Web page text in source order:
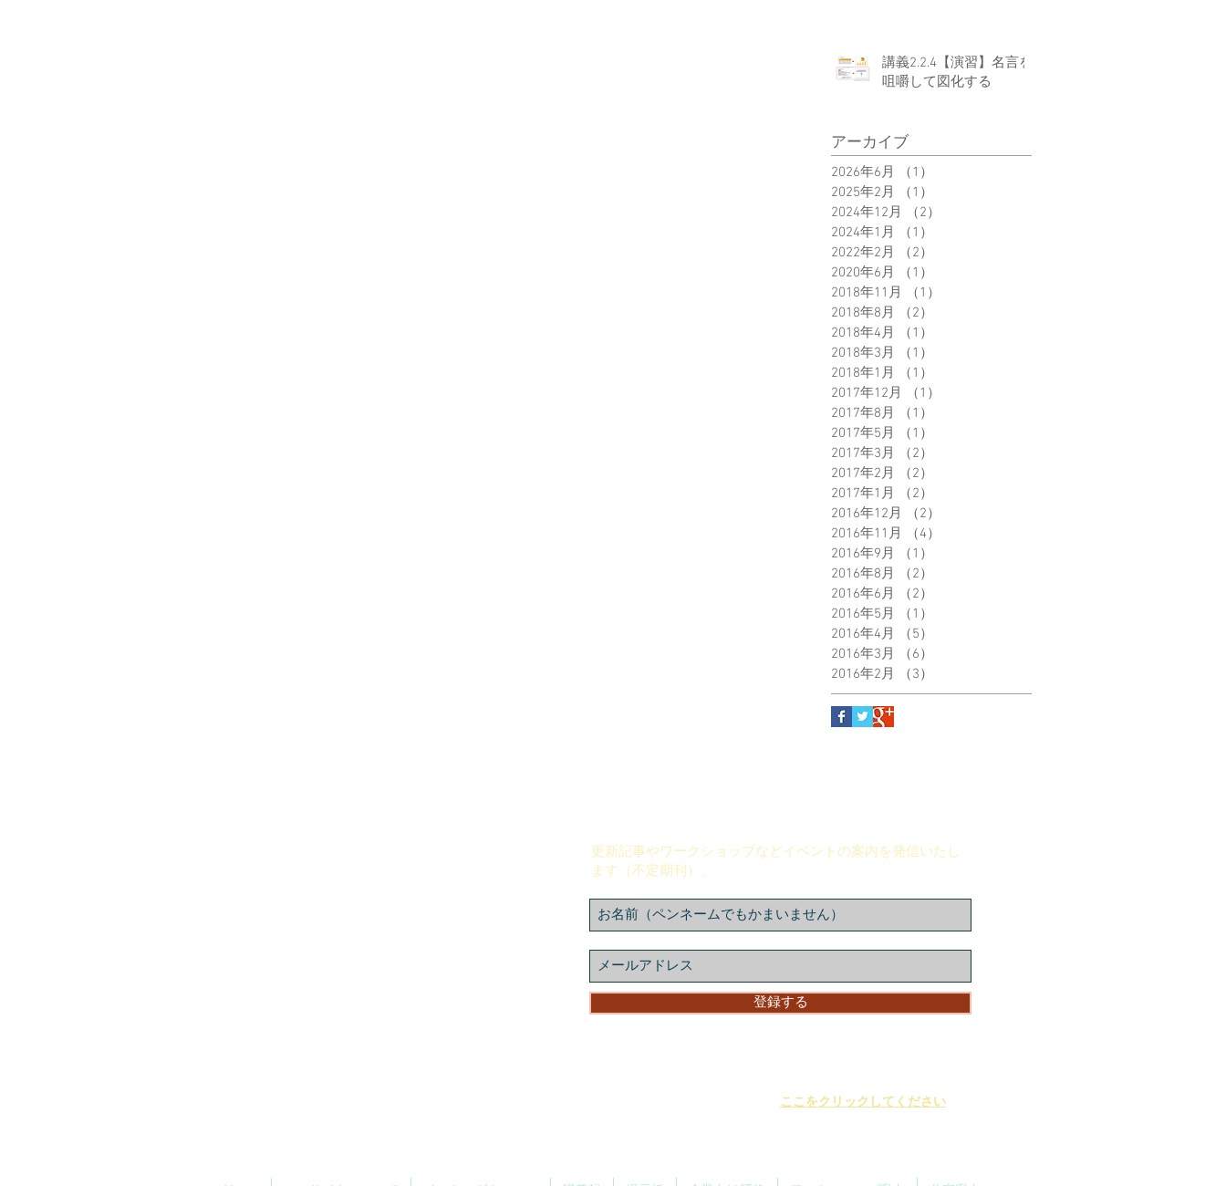
講義2.2.4【演習】名言を
咀嚼して図化する
アーカイブ
2026年6月 （1）
2025年2月
（1）
2024年12月
（2）
2024年1月
（1）
2022年2月
（2）
2020年6月
（1）
2018年11月
（1）
2018年8月
（2）
2018年4月
（1）
2018年3月
（1）
2018年1月
（1）
2017年12月
（1）
2017年8月
（1）
2017年5月
（1）
2017年3月
（2）
2017年2月
（2）
2017年1月
（2）
2016年12月
（2）
2016年11月
（4）
2016年9月
（1）
2016年8月
（2）
2016年6月
（2）
2016年5月
（1）
2016年4月
（5）
2016年3月
（6）
2016年2月
（3）
更新記事やワークショップなどイベントの案内を発信いたし
ます（不定期刊）。
登録する
ここをクリックしてください